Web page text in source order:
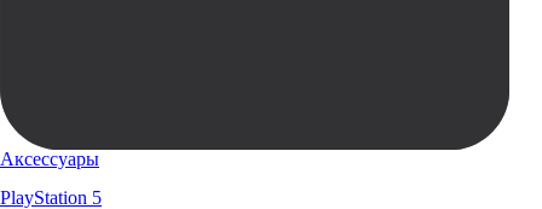
Аксессуары
PlayStation 5